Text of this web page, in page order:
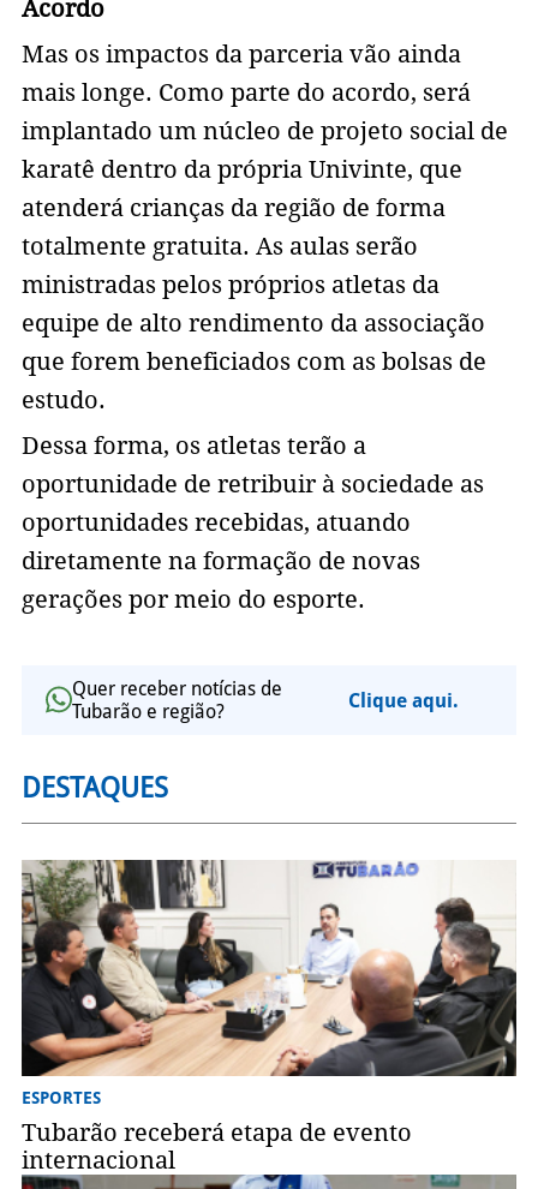
Acordo
Mas os impactos da parceria vão ainda
mais longe. Como parte do acordo, será
implantado um núcleo de projeto social de
karatê dentro da própria Univinte, que
atenderá crianças da região de forma
totalmente gratuita. As aulas serão
ministradas pelos próprios atletas da
equipe de alto rendimento da associação
que forem beneficiados com as bolsas de
estudo.
Dessa forma, os atletas terão a
oportunidade de retribuir à sociedade as
oportunidades recebidas, atuando
diretamente na formação de novas
gerações por meio do esporte.
Quer receber notícias de
Tubarão e região?
Clique aqui.
DESTAQUES
ESPORTES
Tubarão receberá etapa de evento
internacional